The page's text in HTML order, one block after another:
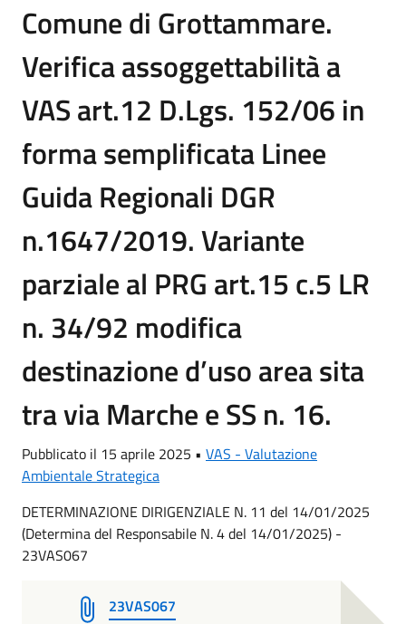
Comune di Grottammare.
Verifica assoggettabilità a
VAS art.12 D.Lgs. 152/06 in
forma semplificata Linee
Guida Regionali DGR
n.1647/2019. Variante
parziale al PRG art.15 c.5 LR
n. 34/92 modifica
destinazione d’uso area sita
tra via Marche e SS n. 16.
Pubblicato il 15 aprile 2025 • VAS - Valutazione
Ambientale Strategica
DETERMINAZIONE DIRIGENZIALE N. 11 del 14/01/2025
(Determina del Responsabile N. 4 del 14/01/2025) -
23VAS067
23VAS067